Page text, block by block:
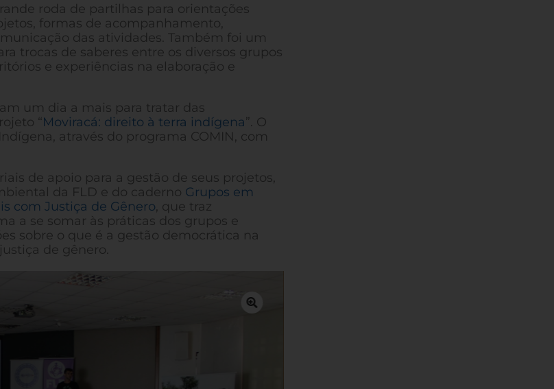
roda de partilhas para orientações
formas de acompanhamento,
das atividades. Também foi um
trocas de saberes entre os diversos grupos
e experiências na elaboração e
um dia a mais para tratar das
“Moviracá: direito à terra indígena”. O
através do programa COMIN, com
de apoio para a gestão de seus projetos,
da FLD e do caderno Grupos em
com Justiça de Gênero, que traz
a se somar às práticas dos grupos e
sobre o que é a gestão democrática na
de gênero.